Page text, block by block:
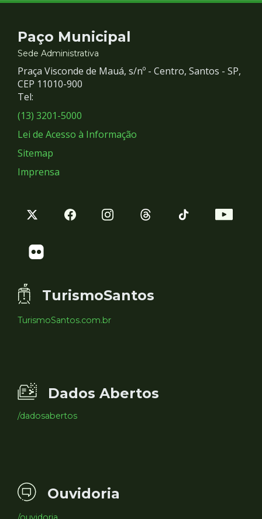
Contato
e
Redes
Sociais
Paço Municipal
Sede Administrativa
Praça Visconde de Mauá, s/nº - Centro, Santos - SP,
CEP 11010-900
Tel:
(13) 3201-5000
Lei de Acesso à Informação
Sitemap
Imprensa
TurismoSantos
TurismoSantos.com.br
Dados Abertos
/dadosabertos
Ouvidoria